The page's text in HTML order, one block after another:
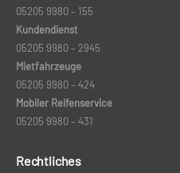
05205 9980 – 155
Kundendienst
05205 9980 – 2945
Mietfahrzeuge
05205 9980 – 424
Mobiler Reifenservice
05205 9980 – 431
Rechtliches